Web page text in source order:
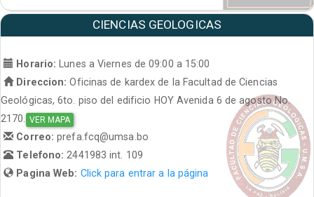
CIENCIAS GEOLOGICAS
Horario: Lunes a Viernes de 09:00 a 15:00
Direccion: Oficinas de kardex de la Facultad de Ciencias
Geológicas, 6to. piso del edificio HOY Avenida 6 de agosto No.
2170. VER MAPA
Correo:prefa.fcq@umsa.bo
Telefono:2441983 int. 109
Pagina Web: Click para entrar a la página